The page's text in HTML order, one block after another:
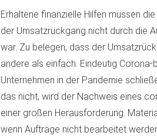
Erhaltene finanzielle Hilfen müssen
der Umsatzrückgang nicht durch die
war. Zu belegen, dass der
andere als einfach. Eindeutig
Unternehmen in der Pandemie
das nicht, wird der Nachweis eines
einer großen Herausforderung.
wenn Aufträge nicht bearbeitet